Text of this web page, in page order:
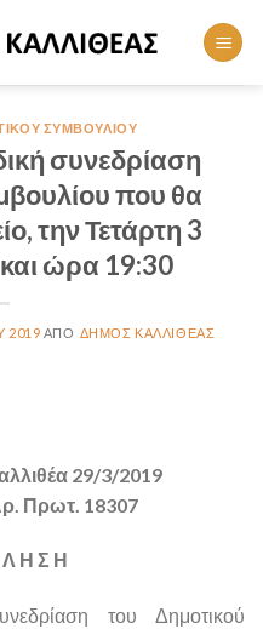
ΣΥΜΒΟΥΛΊΟΥ
συνεδρίαση
που θα
την Τετάρτη 3
ώρα 19:30
2019 ΔΉΜΟΣ ΚΑΛΛΙΘΈΑΣ
29/3/2019
Πρωτ. 18307
Η Σ Η
του Δημοτικού